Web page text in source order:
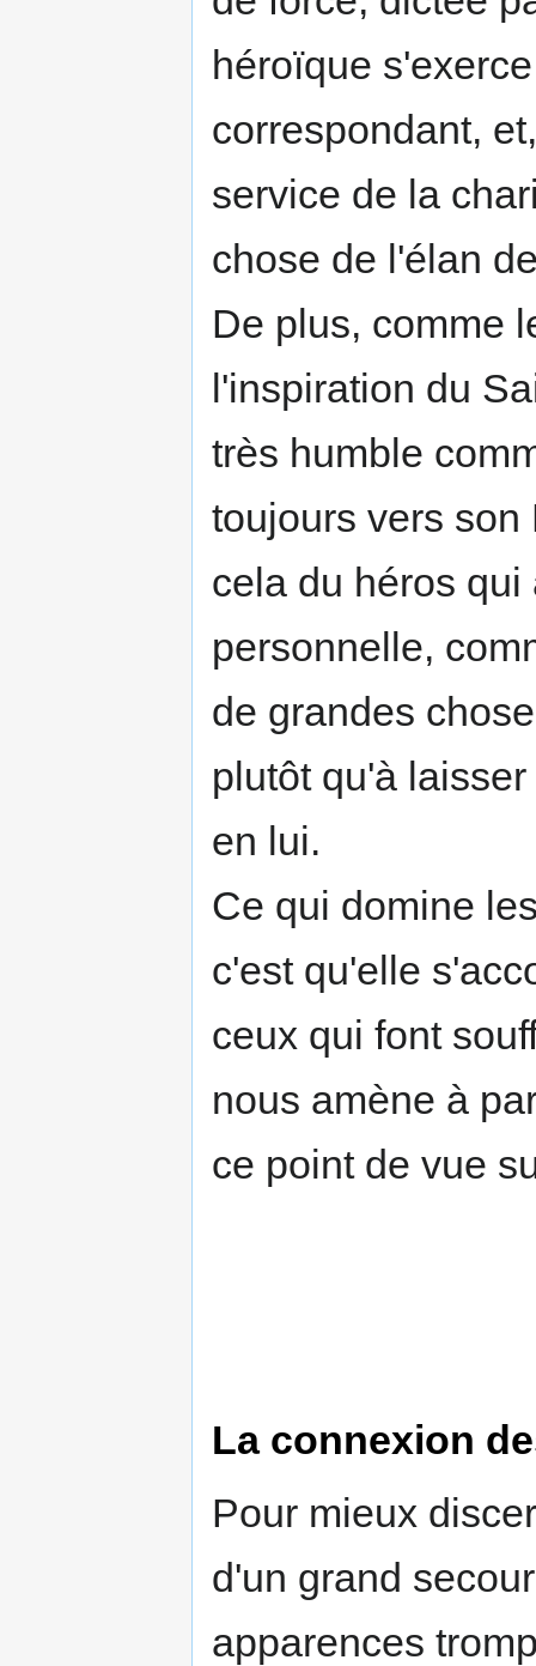
héroïque
correspondant,
service de la
chose de l'élan
De plus, comme
l'inspi­ration du
très hum­ble
toujours vers son
cela du héros
personnelle,
de grandes
plutôt qu'à
en lui.
Ce qui domine
c'est qu'elle
ceux qui font
nous amène à
ce point de vue
La connexion
Pour mieux
d'un grand
apparences